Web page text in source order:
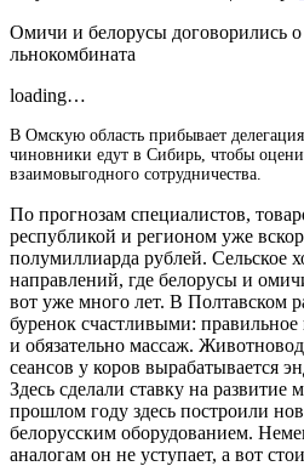
Омичи и белорусы договорились о
льнокомбината
loading…
В Омскую область прибывает
чиновники едут в Сибирь, чтобы
взаимовыгодного сотрудничества.
По прогнозам специалистов,
республикой и регионом уже
полумиллиарда рублей. Сельское
направлений, где белорусы и
вот уже много лет. В Полтавском
буренок счастливыми:
и обязательно массаж.
сеансов у коров вырабатывается
Здесь сделали ставку на развитие
прошлом году здесь построили
белорусским оборудованием.
аналогам он не уступает, а вот